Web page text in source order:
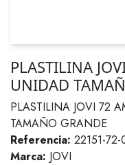
PLASTILINA
UNIDAD
PLASTILINA JOVI 72
TAMAÑO GRANDE
Referencia: 22151-72-
Marca: JOVI